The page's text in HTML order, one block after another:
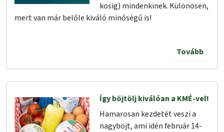
kosig) mindenkinek. Különösen,
mert van már belőle kiváló minőségű is!
Tovább
Így böjtölj kiválóan a KMÉ-vel!
Hamarosan kezdetét veszi a
nagyböjt, ami idén február 14-